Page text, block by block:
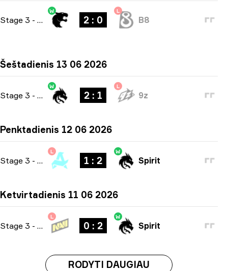
Stage 3 - bo3
W
2 : 0
L
B8
Šeštadienis 13 06 2026
Stage 3 - bo3
W
2 : 1
L
9z
Penktadienis 12 06 2026
Stage 3 - bo3
L
1 : 2
W
Spirit
Ketvirtadienis 11 06 2026
Stage 3 - bo3
L
0 : 2
W
Spirit
RODYTI DAUGIAU